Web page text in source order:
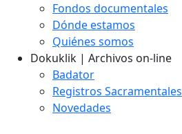
Fondos documentales
Dónde estamos
Quiénes somos
Dokuklik | Archivos on-line
Badator
Registros Sacramentales
Novedades